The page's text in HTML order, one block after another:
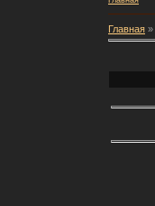
Главная »